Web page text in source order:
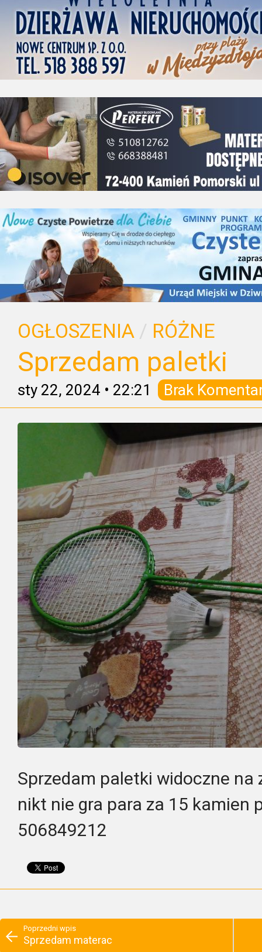
OGŁOSZENIA / RÓŻNE
Sprzedam paletki
sty 22, 2024 • 22:21 Brak
Sprzedam paletki widoczne na
nikt nie gra para za 15 kamien
506849212
Poprzedni wpis
Sprzedam materac